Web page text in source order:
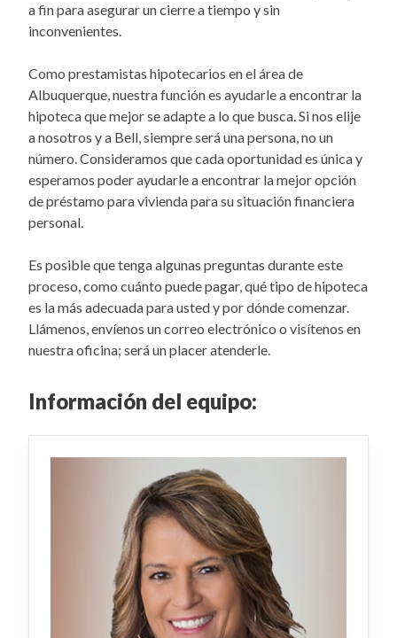
a fin para asegurar un cierre a tiempo y sin
inconvenientes.
Como prestamistas hipotecarios en el área de
Albuquerque, nuestra función es ayudarle a encontrar la
hipoteca que mejor se adapte a lo que busca. Si nos elije
a nosotros y a Bell, siempre será una persona, no un
número. Consideramos que cada oportunidad es única y
esperamos poder ayudarle a encontrar la mejor opción
de préstamo para vivienda para su situación financiera
personal.
Es posible que tenga algunas preguntas durante este
proceso, como cuánto puede pagar, qué tipo de hipoteca
es la más adecuada para usted y por dónde comenzar.
Llámenos, envíenos un correo electrónico o visítenos en
nuestra oficina; será un placer atenderle.
Información del equipo: